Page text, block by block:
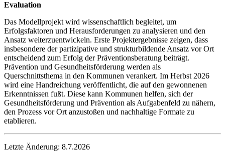
Evaluation
Das Modellprojekt wird wissenschaftlich begleitet, um
Erfolgsfaktoren und Heraus­forderungen zu analysieren und den
Ansatz weiterzuentwickeln. Erste Projektergebnisse zeigen, dass
insbesondere der partizipative und strukturbildende Ansatz vor Ort
entscheidend zum Erfolg der Präventionsberatung beiträgt.
Prävention und Gesundheitsförderung werden als
Querschnittsthema in den Kommunen verankert. Im Herbst 2026
wird eine Handreichung veröffentlicht, die auf den gewonnenen
Erkenntnissen fußt. Diese kann Kommunen helfen, sich der
Gesundheitsförderung und Prävention als Aufgabenfeld zu nähern,
den Prozess vor Ort anzustoßen und nachhaltige Formate zu
etablieren.
Letzte Änderung: 8.7.2026